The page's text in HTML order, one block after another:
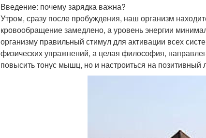
Введение: почему зарядка важна?
Утром, сразу после пробуждения, наш организм
кровообращение замедлено, а уровень энергии
организму правильный стимул для активации всех
физических упражнений, а целая философия,
повысить тонус мышц, но и настроиться на позитивный